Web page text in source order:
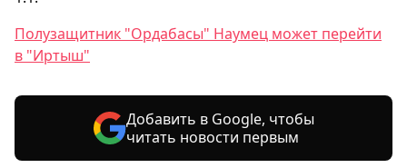
Полузащитник "Ордабасы" Наумец может перейти
в "Иртыш"
Добавить в Google, чтобы
читать новости первым